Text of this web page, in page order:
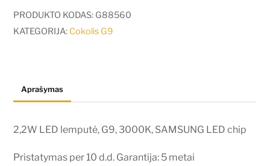
LED
lemputė,
LED
PRODUKTO KODAS: G88560
KATEGORIJA: Cokolis G9
Aprašymas
2,2W LED lemputė, G9, 3000K, SAMSUNG LED chip
Pristatymas per 10 d.d. Garantija: 5 metai